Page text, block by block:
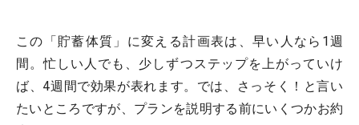
この「貯蓄体質」に変える計画表は、早い人なら1週
間。忙しい人でも、少しずつステップを上がっていけ
ば、4週間で効果が表れます。では、さっそく！と言い
たいところですが、プランを説明する前にいくつかお約